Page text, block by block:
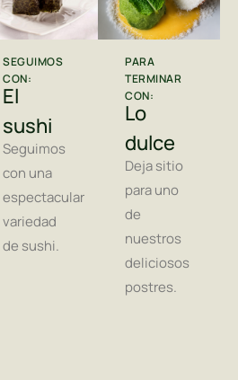
SEGUIMOS
CON:
El
sushi
Seguimos
con una
espectacular
variedad
de sushi.
PARA
TERMINAR
CON:
Lo
dulce
Deja sitio
para uno
de
nuestros
deliciosos
postres.